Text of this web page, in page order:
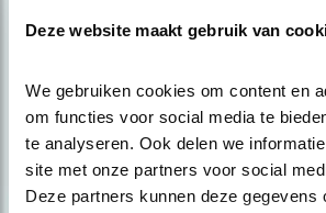
Deze website maakt gebruik van
We gebruiken cookies om content en
om functies voor social media te
te analyseren. Ook delen we
site met onze partners voor social
Deze partners kunnen deze gegevens
Blog
NATUURINCLUSIEF
NIEUWE NORM..